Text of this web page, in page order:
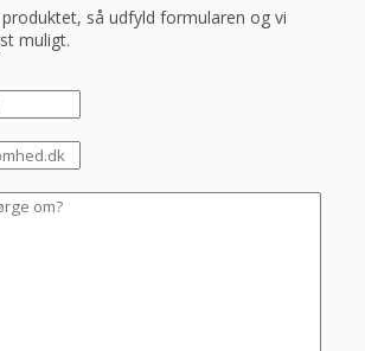
så udfyld formularen og vi
muligt.